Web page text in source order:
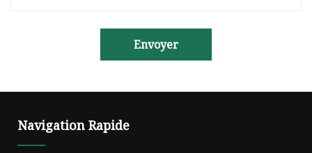
Envoyer
Navigation Rapide